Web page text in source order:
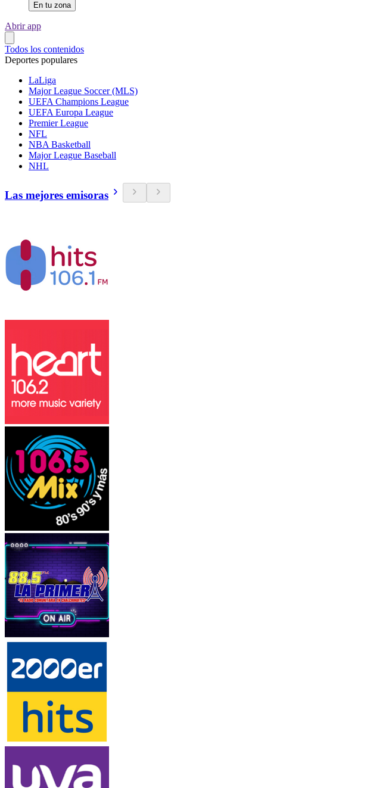
En tu zona
Abrir app
Todos los contenidos
Deportes populares
LaLiga
Major League Soccer (MLS)
UEFA Champions League
UEFA Europa League
Premier League
NFL
NBA Basketball
Major League Baseball
NHL
Las mejores emisoras